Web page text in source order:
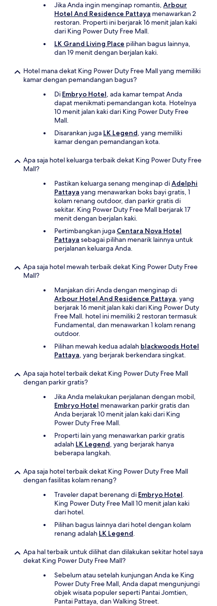
Jika Anda ingin menginap romantis, Arbour
Hotel And Residence Pattaya menawarkan 2
restoran. Properti ini berjarak 16 menit jalan kaki
dari King Power Duty Free Mall.
LK Grand Living Place pilihan bagus lainnya,
dan 19 menit dengan berjalan kaki.
Hotel mana dekat King Power Duty Free Mall yang memiliki
kamar dengan pemandangan bagus?
Di Embryo Hotel, ada kamar tempat Anda
dapat menikmati pemandangan kota. Hotelnya
10 menit jalan kaki dari King Power Duty Free
Mall.
Disarankan juga LK Legend, yang memiliki
kamar dengan pemandangan kota.
Apa saja hotel keluarga terbaik dekat King Power Duty Free
Mall?
Pastikan keluarga senang menginap diAdelphi
Pattaya yang menawarkan boks bayi gratis, 1
kolam renang outdoor, dan parkir gratis di
sekitar. King Power Duty Free Mall berjarak 17
menit dengan berjalan kaki.
Pertimbangkan juga Centara Nova Hotel
Pattaya sebagai pilihan menarik lainnya untuk
perjalanan keluarga Anda.
Apa saja hotel mewah terbaik dekat King Power Duty Free
Mall?
Manjakan diri Anda dengan menginap di
Arbour Hotel And Residence Pattaya, yang
berjarak 16 menit jalan kaki dari King Power Duty
Free Mall. hotel ini memiliki 2 restoran termasuk
Fundamental, dan menawarkan 1 kolam renang
outdoor.
Pilihan mewah kedua adalah blackwoods Hotel
Pattaya, yang berjarak berkendara singkat.
Apa saja hotel terbaik dekat King Power Duty Free Mall
dengan parkir gratis?
Jika Anda melakukan perjalanan dengan mobil,
Embryo Hotel menawarkan parkir gratis dan
Anda berjarak 10 menit jalan kaki dari King
Power Duty Free Mall.
Properti lain yang menawarkan parkir gratis
adalah LK Legend, yang berjarak hanya
beberapa langkah.
Apa saja hotel terbaik dekat King Power Duty Free Mall
dengan fasilitas kolam renang?
Traveler dapat berenang di Embryo Hotel.
King Power Duty Free Mall 10 menit jalan kaki
dari hotel.
Pilihan bagus lainnya dari hotel dengan kolam
renang adalah LK Legend.
Apa hal terbaik untuk dilihat dan dilakukan sekitar hotel saya
dekat King Power Duty Free Mall?
Sebelum atau setelah kunjungan Anda ke King
Power Duty Free Mall, Anda dapat mengunjungi
objek wisata populer seperti Pantai Jomtien,
Pantai Pattaya, dan Walking Street.